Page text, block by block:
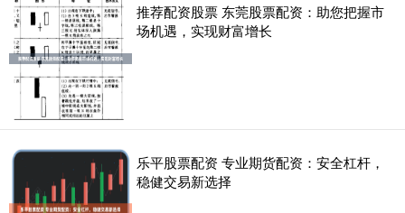
推荐配资股票 东莞股票配资：助您把握市
场机遇，实现财富增长
乐平股票配资 专业期货配资：安全杠杆，
稳健交易新选择